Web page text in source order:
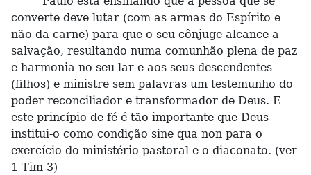
converte deve lutar (com as armas do Espírito e
não da carne) para que o seu cônjuge alcance a
salvação, resultando numa comunhão plena de paz
e harmonia no seu lar e aos seus descendentes
(filhos) e ministre sem palavras um testemunho do
poder reconciliador e transformador de Deus. E
este princípio de fé é tão importante que Deus
institui-o como condição sine qua non para o
exercício do ministério pastoral e o diaconato. (ver
1 Tim 3)